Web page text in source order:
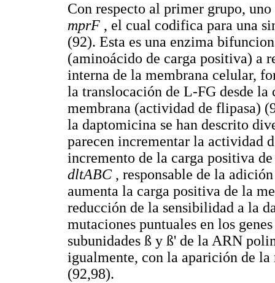
Con respecto al primer grupo,
mprF , el cual codifica para una
(92). Esta es una enzima
(aminoácido de carga positiva) a
interna de la membrana celular,
la translocación de L-FG desde la
membrana (actividad de flipasa)
la daptomicina se han descrito
parecen incrementar la actividad
incremento de la carga positiva
dltABC , responsable de la
aumenta la carga positiva de la
reducción de la sensibilidad a la
mutaciones puntuales en los
subunidades ß y ß' de la ARN
igualmente, con la aparición de
(92,98).